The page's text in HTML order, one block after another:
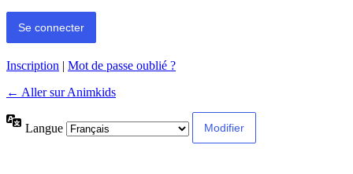
Inscription | Mot de passe oublié ?
← Aller sur Animkids
Langue